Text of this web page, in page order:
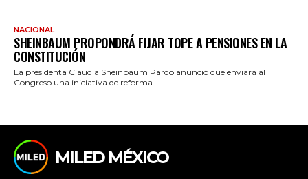
NACIONAL
SHEINBAUM PROPONDRÁ FIJAR TOPE A PENSIONES EN LA
CONSTITUCIÓN
La presidenta Claudia Sheinbaum Pardo anunció que enviará al
Congreso una iniciativa de reforma...
MILED MÉXICO